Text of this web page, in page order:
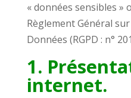
« données sensibles »
Règlement Général
Données (RGPD : n°
1.
internet.